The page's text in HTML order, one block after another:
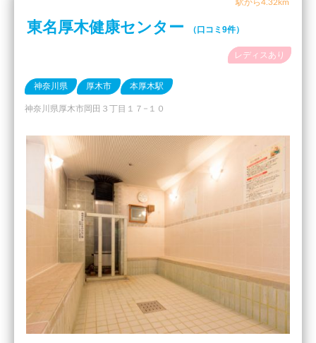
駅から4.32km
東名厚木健康センター （口コミ9件）
レディスあり
神奈川県 厚木市 本厚木駅
神奈川県厚木市岡田３丁目１７−１０